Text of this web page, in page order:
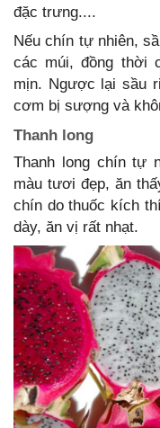
đặc trưng....
Nếu chín tự nhiên,
các múi, đồng thời
mịn. Ngược lại sầu
cơm bị sượng và
Thanh long
Thanh long chín tự
màu tươi đẹp, ăn
chín do thuốc kích
dày, ăn vị rất nhạt.